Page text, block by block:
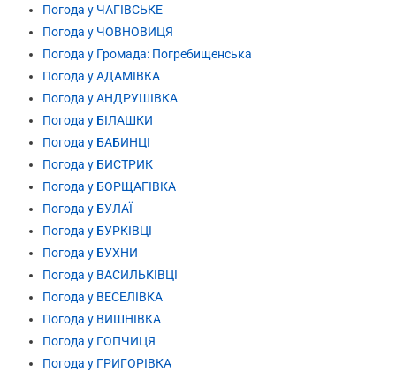
Погода у ЧАГІВСЬКЕ
Погода у ЧОВНОВИЦЯ
Погода у Громада: Погребищенська
Погода у АДАМІВКА
Погода у АНДРУШІВКА
Погода у БІЛАШКИ
Погода у БАБИНЦІ
Погода у БИСТРИК
Погода у БОРЩАГІВКА
Погода у БУЛАЇ
Погода у БУРКІВЦІ
Погода у БУХНИ
Погода у ВАСИЛЬКІВЦІ
Погода у ВЕСЕЛІВКА
Погода у ВИШНІВКА
Погода у ГОПЧИЦЯ
Погода у ГРИГОРІВКА